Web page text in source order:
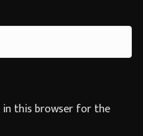
in this browser for the